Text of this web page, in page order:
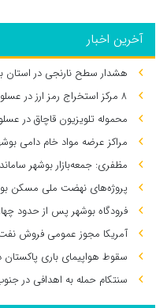
آخرین اخبار
هشدار سطح نارنجی در استان
۸ مرکز استخراج رمز ارز در عسلویه متلاشی شد
محموله تلویزیون قاچاق در
مراکز عرضه مواد خام دامی
مظفری: جمعه‌بازار بوشهر
پروژه‌های نهضت ملی مسکن
فرودگاه بوشهر پس از حدود
آمریکا مجوز عمومی فروش نفت
سقوط هواپیمای باری پاکستان
سنتکام حمله به اهدافی در